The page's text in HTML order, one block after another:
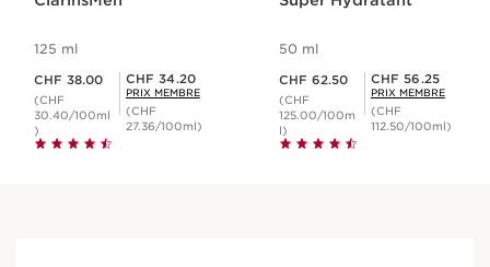
125 ml
CHF 38.00
(CHF
30.40/100ml
)
Prix Sérénité CHF 34.20
CHF 34.20
PRIX MEMBRE
(CHF
27.36/100ml)
50 ml
CHF 62.50
(CHF
125.00/100m
l)
Prix Sérénité CHF 56.25
CHF 56.25
PRIX MEMBRE
(CHF
112.50/100ml)